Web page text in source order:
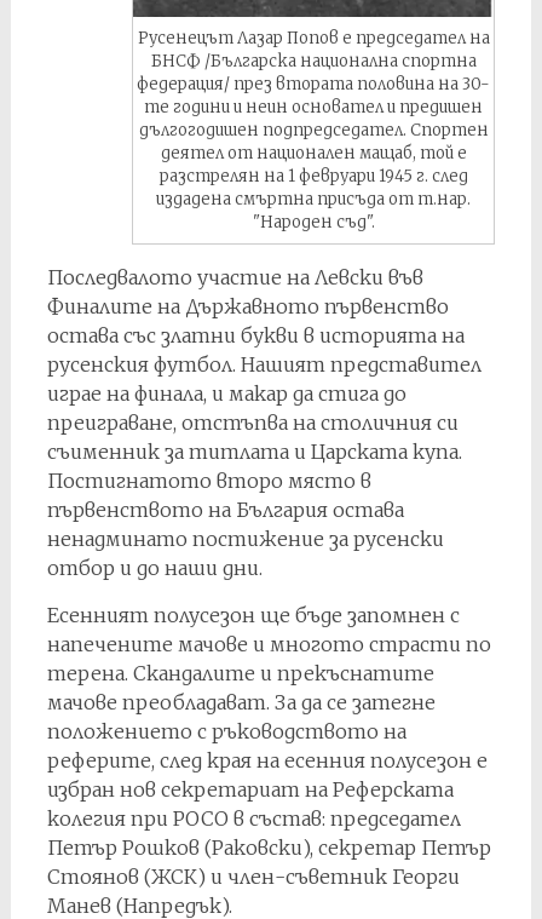
Русенецът Лазар Попов е председател на
БНСФ /Българска национална спортна
федерация/ през втората половина на 30-
те години и неин основател и предишен
дългогодишен подпредседател. Спортен
деятел от национален мащаб, той е
разстрелян на 1 февруари 1945 г. след
издадена смъртна присъда от т.нар.
"Народен съд".
Последвалото участие на Левски във
Финалите на Държавното първенство
остава със златни букви в историята на
русенския футбол. Нашият представител
играе на финала, и макар да стига до
преиграване, отстъпва на столичния си
съименник за титлата и Царската купа.
Постигнатото второ място в
първенството на България остава
ненадминато постижение за русенски
отбор и до наши дни.
Есенният полусезон ще бъде запомнен с
напечените мачове и многото страсти по
терена. Скандалите и прекъснатите
мачове преобладават. За да се затегне
положението с ръководството на
реферите, след края на есенния полусезон е
избран нов секретариат на Реферската
колегия при РОСО в състав: председател
Петър Рошков (Раковски), секретар Петър
Стоянов (ЖСК) и член-съветник Георги
Манев (Напредък).